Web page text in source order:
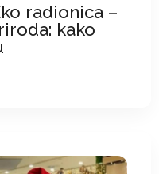
radionica –
kako